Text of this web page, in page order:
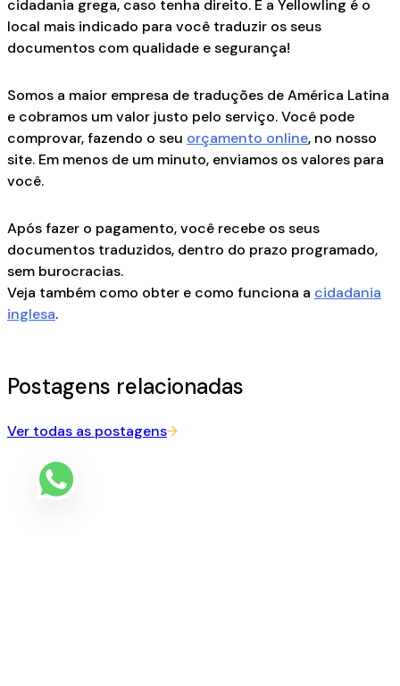
cidadania grega, caso tenha direito. E a Yellowling é o
local mais indicado para você traduzir os seus
documentos com qualidade e segurança!
Somos a maior empresa de traduções de América Latina
e cobramos um valor justo pelo serviço. Você pode
comprovar, fazendo o seu orçamento online, no nosso
site. Em menos de um minuto, enviamos os valores para
você.
Após fazer o pagamento, você recebe os seus
documentos traduzidos, dentro do prazo programado,
sem burocracias.
Veja também como obter e como funciona a cidadania
inglesa.
Postagens relacionadas
Ver todas as postagens